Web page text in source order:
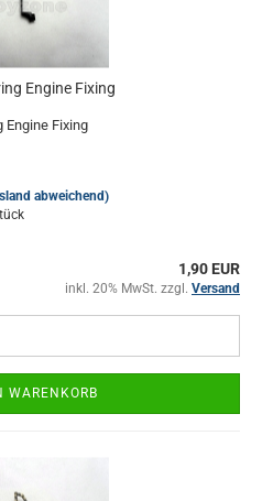
Engine Fixing
Engine Fixing
abweichend)
1,90 EUR
inkl. 20% MwSt. zzgl. Versand
WARENKORB